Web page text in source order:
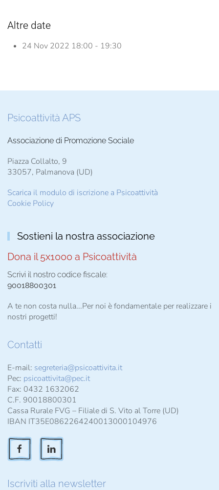
Altre date
24 Nov 2022 18:00 - 19:30
Psicoattività APS
Associazione di Promozione Sociale
Piazza Collalto, 9
33057, Palmanova (UD)
Scarica il modulo di iscrizione a Psicoattività
Cookie Policy
Sostieni la nostra associazione
Dona il 5x1000 a Psicoattività
Scrivi il nostro codice fiscale:
90018800301
A te non costa nulla...Per noi è fondamentale per realizzare i
nostri progetti!
Contatti
E-mail: segreteria@psicoattivita.it
Pec: psicoattivita@pec.it
Fax: 0432 1632062
C.F. 90018800301
Cassa Rurale FVG – Filiale di S. Vito al Torre (UD)
IBAN IT35E0862264240013000104976
Iscriviti alla newsletter